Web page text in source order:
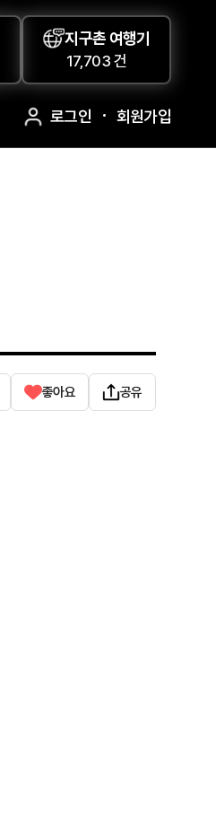
지구촌 여행기
17,703 건
로그인 회원가입
좋아요 공유